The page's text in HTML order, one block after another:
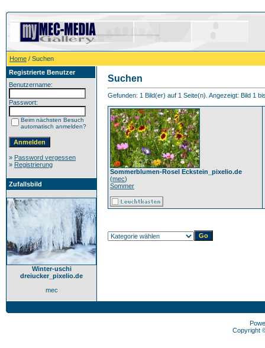
Home / Suchen
Registrierte Benutzer
Benutzername:
Passwort:
Beim nächsten Besuch
automatisch anmelden?
» Password vergessen
» Registrierung
Zufallsbild
Winter-uschi
dreiucker_pixelio.de
mec
Suchen
Gefunden: 1 Bild(er) auf 1 Seite(n). Angezeigt: Bild 1
Sommerblumen-Rosel Eckstein_pixelio.de
(mec)
Sommer
Copyright